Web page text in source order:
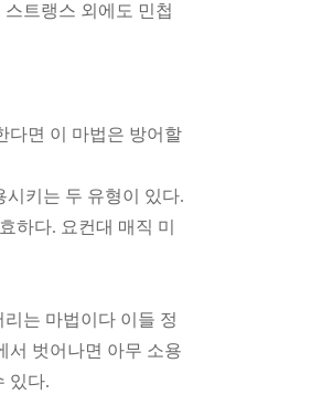
트랭스 외에도 민첩
다면 이 마법은 방어할
키는 두 유형이 있다.
하다. 요컨대 매직 미
는 마법이다 이들 정
서 벗어나면 아무 소용
있다.